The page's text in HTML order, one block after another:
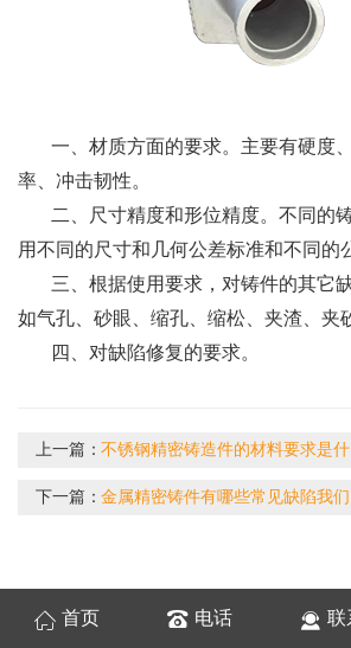
一、材质方面的要求。主要有硬度
率、冲击韧性。
二、尺寸精度和形位精度。不同的
用不同的尺寸和几何公差标准和不同的
三、根据使用要求，对铸件的其它
如气孔、砂眼、缩孔、缩松、夹渣、
四、对缺陷修复的要求。
上一篇：不锈钢精密铸造件的材料要求是什
下一篇：金属精密铸件有哪些常见缺陷我们
首页 电话 联